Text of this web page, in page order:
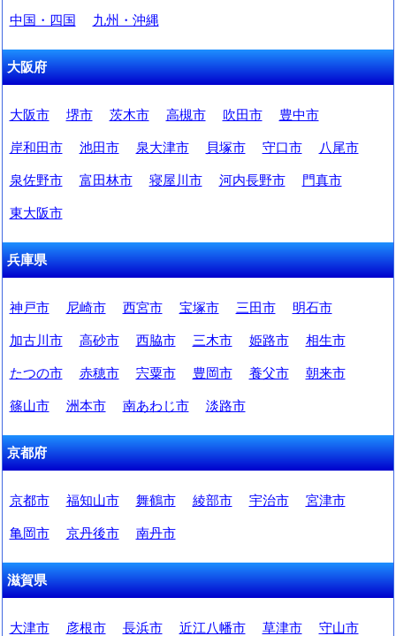
中国・四国 九州・沖縄
大阪府
大阪市 堺市 茨木市 高槻市 吹田市 豊中市
岸和田市 池田市 泉大津市 貝塚市 守口市 八尾市
泉佐野市 富田林市 寝屋川市 河内長野市 門真市
東大阪市
兵庫県
神戸市 尼崎市 西宮市 宝塚市 三田市 明石市
加古川市 高砂市 西脇市 三木市 姫路市 相生市
たつの市 赤穂市 宍粟市 豊岡市 養父市 朝来市
篠山市 洲本市 南あわじ市 淡路市
京都府
京都市 福知山市 舞鶴市 綾部市 宇治市 宮津市
亀岡市 京丹後市 南丹市
滋賀県
大津市 彦根市 長浜市 近江八幡市 草津市 守山市